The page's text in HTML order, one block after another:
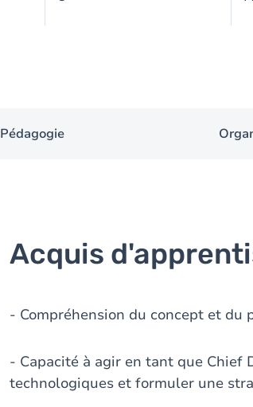
Pédagogie
Acquis
- Compréhension du concept et du
- Capacité à agir en tant que
technologiques et formuler une